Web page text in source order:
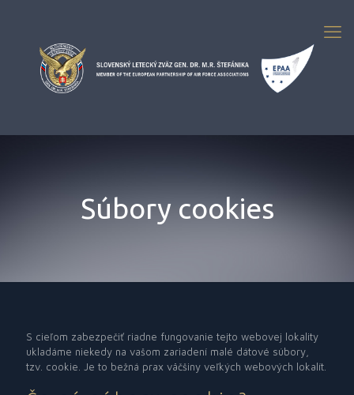
Súbory cookies
S cieľom zabezpečiť riadne fungovanie tejto webovej lokality
ukladáme niekedy na vašom zariadení malé dátové súbory,
tzv. cookie. Je to bežná prax väčšiny veľkých webových lokalít.